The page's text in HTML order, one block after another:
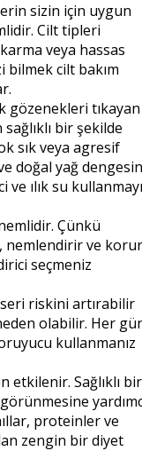
sizin için uygun
Cilt tipleri
veya hassas
bilmek cilt bakım
gözenekleri tıkayan
bir şekilde
sık veya agresif
doğal yağ
ılık su kullanmayı
Çünkü
nemlendirir ve
seçmeniz
riskini artırabilir
olabilir. Her
kullanmanız
etkilenir. Sağlıklı bir
proteinler ve
zengin bir diyet